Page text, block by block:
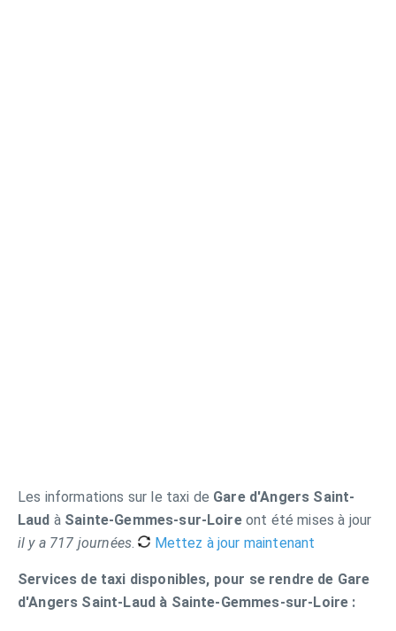
Les informations sur le taxi de Gare d'Angers Saint-
Laud à Sainte-Gemmes-sur-Loireont été mises à jour
il y a 717 journées. Mettez à jour maintenant
Services de taxi disponibles, pour se rendre de Gare
d'Angers Saint-Laud à Sainte-Gemmes-sur-Loire :